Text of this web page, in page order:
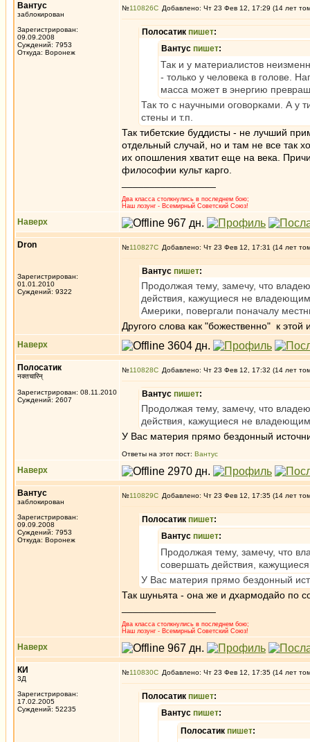
Вантус
заблокирован
Зарегистрирован:
09.09.2008
Суждений: 7953
Откуда: Воронеж
№110826 Добавлено: Чт 23 Фев 12, 17:29 (14 лет
Полосатик пишет:
Вантус пишет:
Так и у материалистов
- только у человека в голове.
масса может в энергию
Так то с научными оговорками. А у
стены и т.п.
Так тибетские буддисты - не лучший
отдельный случай, но и там не все так
их опошления хватит еще на века.
философии культ карго.
Два класса столкнулись в последнем бою;
Наш лозунг - Всемирный Советский Союз!
Наверх
Dron
Зарегистрирован:
01.01.2010
Суждений: 9322
№110827 Добавлено: Чт 23 Фев 12, 17:31 (14 лет
Вантус пишет:
Продолжая тему, замечу, что
действия, кажущиеся не
Америки, повергали поначалу
Другого слова как "божественно" к
Наверх
Полосатик
नक्तचारिन्
Зарегистрирован: 08.11.2010
Суждений: 2607
№110828 Добавлено: Чт 23 Фев 12, 17:32 (14 лет
Вантус пишет:
Продолжая тему, замечу, что
действия, кажущиеся не
У Вас материя прямо бездонный
Ответы на этот пост: Вантус
Наверх
Вантус
заблокирован
Зарегистрирован:
09.09.2008
Суждений: 7953
Откуда: Воронеж
№110829 Добавлено: Чт 23 Фев 12, 17:35 (14 лет
Полосатик пишет:
Вантус пишет:
Продолжая тему, замечу, что
совершать действия,
У Вас материя прямо бездонный
Так шуньята - она же и дхармодайо по
Два класса столкнулись в последнем бою;
Наш лозунг - Всемирный Советский Союз!
Наверх
КИ
3Д
Зарегистрирован:
17.02.2005
Суждений: 52235
№110830 Добавлено: Чт 23 Фев 12, 17:35 (14 лет
Полосатик пишет:
Вантус пишет:
Полосатик пишет: